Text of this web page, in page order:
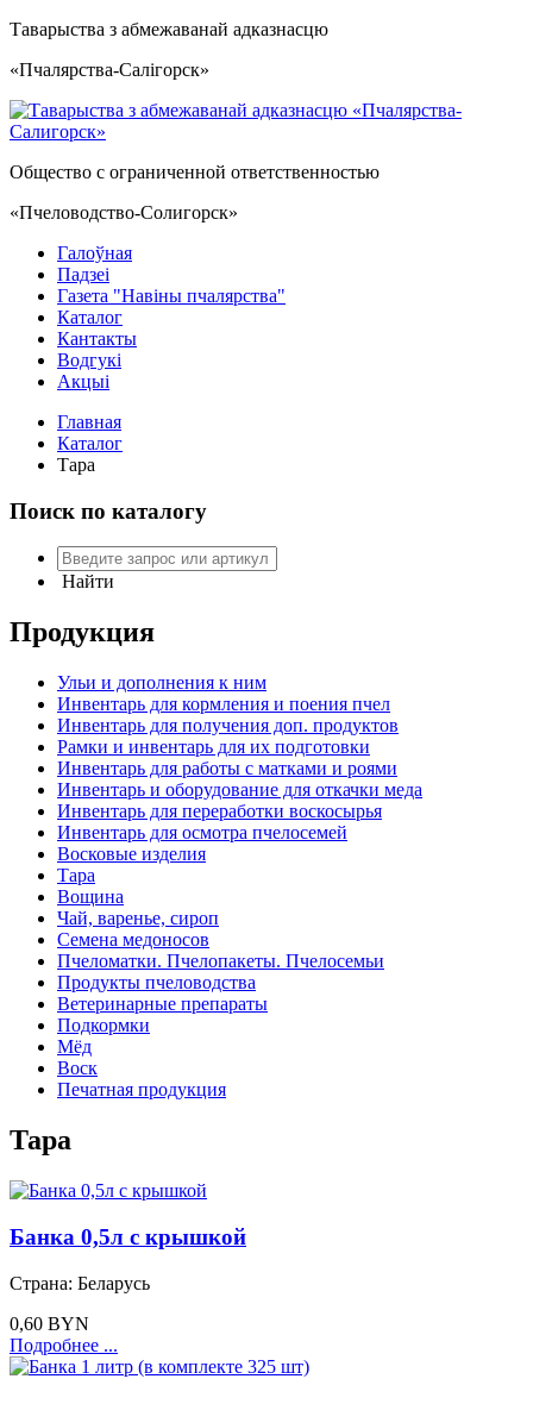
Таварыства з абмежаванай адказнасцю
«Пчалярства-Салiгорск»
Общество с ограниченной ответственностью
«Пчеловодство-Солигорск»
Галоўная
Падзеі
Газета "Навiны пчалярства"
Каталог
Кантакты
Водгукi
Акцыі
Главная
Каталог
Тара
Поиск по каталогу
Найти
Продукция
Ульи и дополнения к ним
Инвентарь для кормления и поения пчел
Инвентарь для получения доп. продуктов
Рамки и инвентарь для их подготовки
Инвентарь для работы с матками и роями
Инвентарь и оборудование для откачки меда
Инвентарь для переработки воскосырья
Инвентарь для осмотра пчелосемей
Восковые изделия
Тара
Вощина
Чай, варенье, сироп
Семена медоносов
Пчеломатки. Пчелопакеты. Пчелосемьи
Продукты пчеловодства
Ветеринарные препараты
Подкормки
Мёд
Воск
Печатная продукция
Тара
Банка 0,5л с крышкой
Страна: Беларусь
0,60 BYN
Подробнее ...